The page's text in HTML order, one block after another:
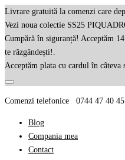
Livrare gratuită la comenzi care
Vezi noua colectie SS25
Cumpără în siguranță! Acceptăm
te răzgândești!.
Acceptăm plata cu cardul în câteva
Comenzi telefonice 0744 47 40
Blog
Compania mea
Contact